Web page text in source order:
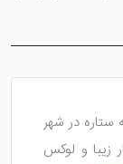
در شهر
زیبا و لوکس